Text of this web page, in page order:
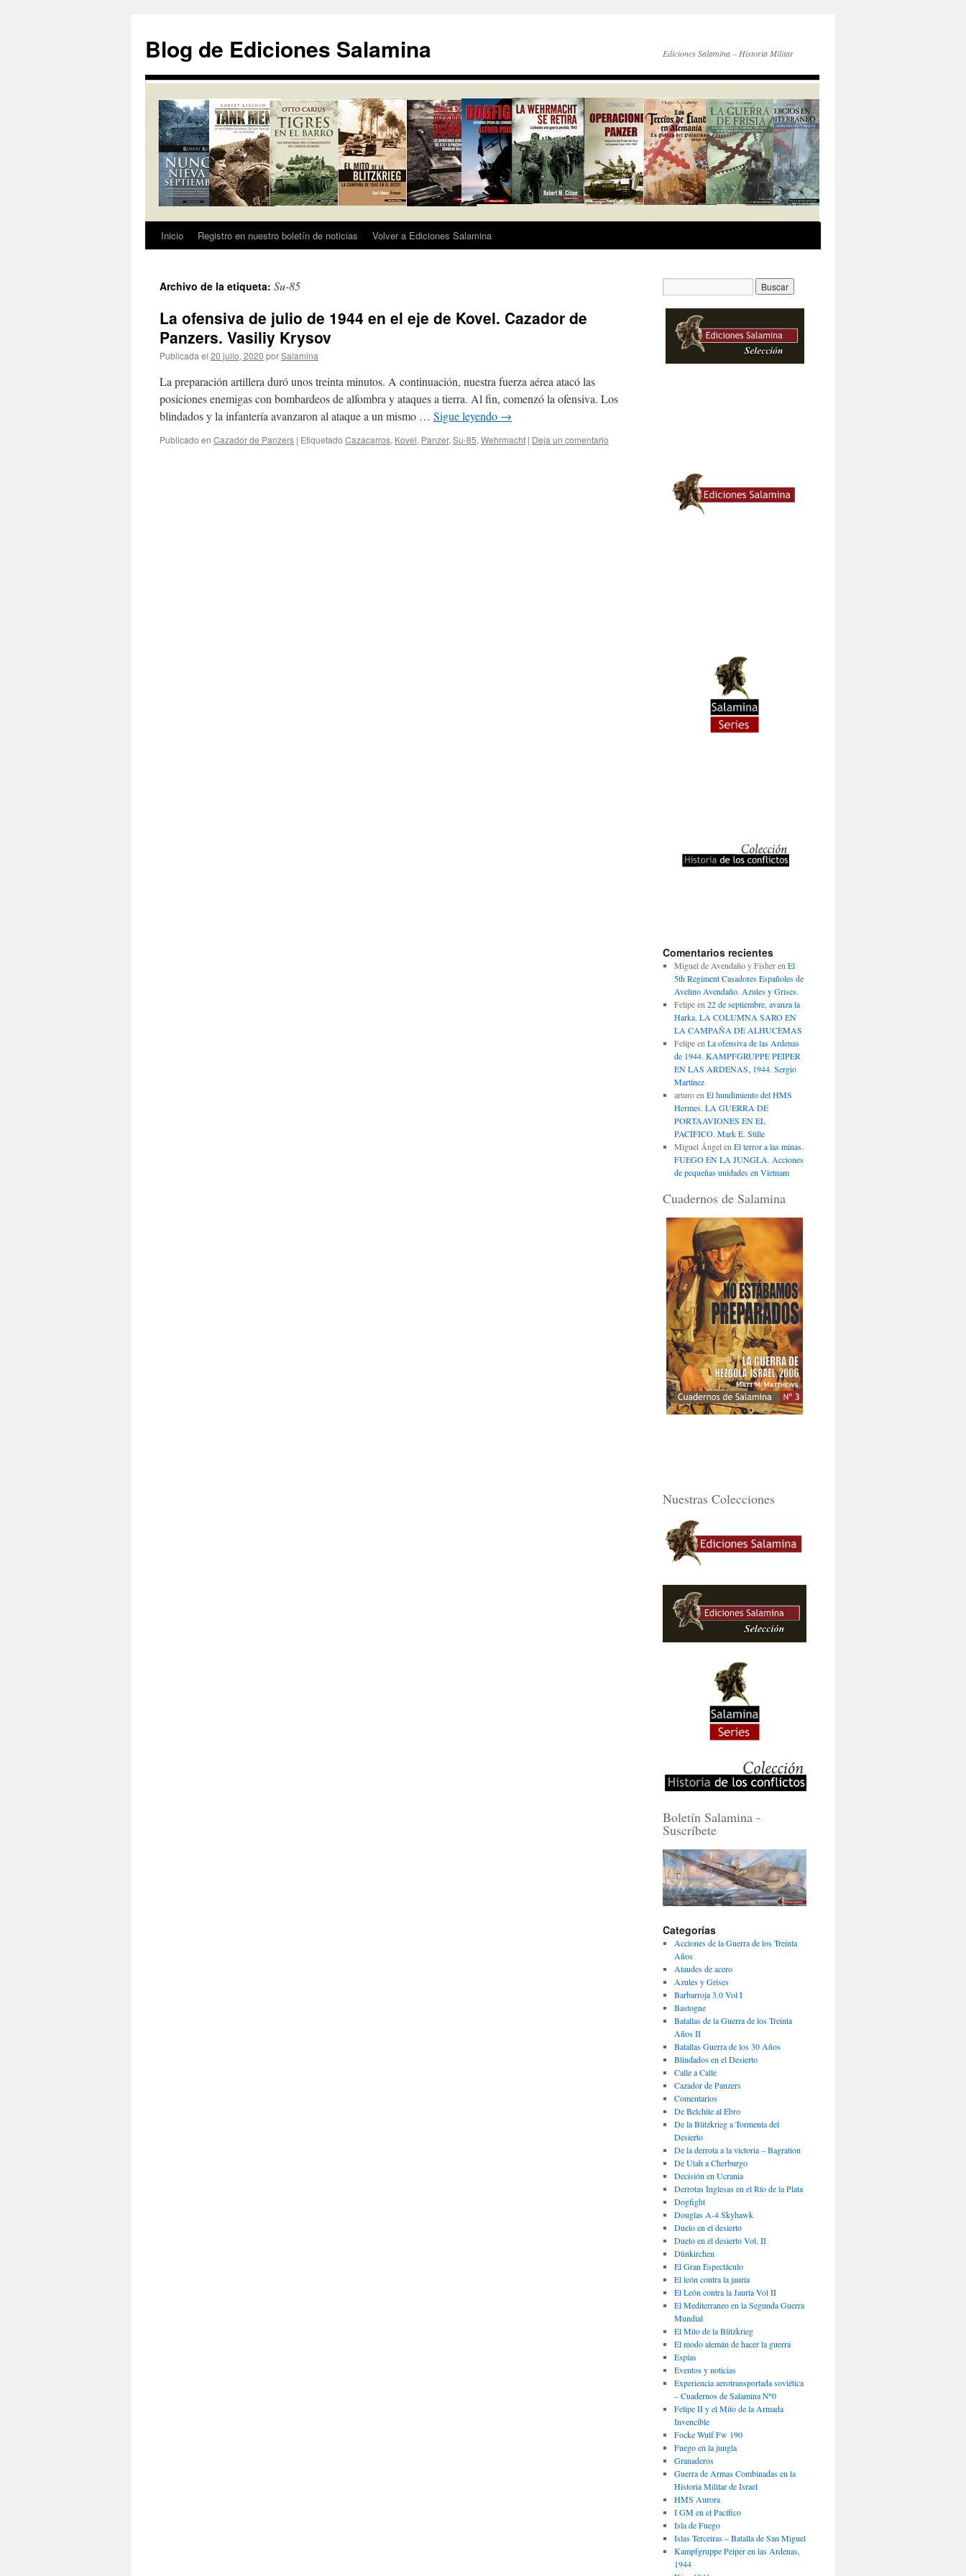
contenido
Blog de Ediciones Salamina Ediciones Salamina – Historia Militar
Inicio Registro en nuestro boletín de noticias Volver a Ediciones Salamina
Archivo de la etiqueta: Su-85
La ofensiva de julio de 1944 en el eje de Kovel. Cazador de
Panzers. Vasiliy Krysov
Publicada el 20 julio, 2020 porSalamina
La preparación artillera duró unos treinta minutos. A continuación, nuestra fuerza aérea atacó las
posiciones enemigas con bombardeos de alfombra y ataques a tierra. Al fin, comenzó la ofensiva. Los
blindados y la infantería avanzaron al ataque a un mismo … Sigue leyendo →
Publicado en Cazador de Panzers | Etiquetado Cazacarros, Kovel, Panzer, Su-85, Wehrmacht | Deja un comentario
Comentarios recientes
Miguel de Avendaño y Fisheren El
5th Regiment Casadores Españoles de
Avelino Avendaño. Azules y Grises.
Felipeen 22 de septiembre, avanza la
Harka. LA COLUMNA SARO EN
LA CAMPAÑA DE ALHUCEMAS
Felipeen La ofensiva de las Ardenas
de 1944. KAMPFGRUPPE PEIPER
EN LAS ARDENAS, 1944. Sergio
Martínez
arturoen El hundimiento del HMS
Hermes. LA GUERRA DE
PORTAAVIONES EN EL
PACÍFICO. Mark E. Stille
Miguel Ángelen El terror a las minas.
FUEGO EN LA JUNGLA. Acciones
de pequeñas unidades en Vietnam
Cuadernos de Salamina
Nuestras Colecciones
Boletín Salamina -
Suscríbete
Categorías
Acciones de la Guerra de los Treinta
Años
Ataudes de acero
Azules y Grises
Barbarroja 3.0 Vol I
Bastogne
Batallas de la Guerra de los Treinta
Años II
Batallas Guerra de los 30 Años
Blindados en el Desierto
Calle a Calle
Cazador de Panzers
Comentarios
De Belchite al Ebro
De la Blitzkrieg a Tormenta del
Desierto
De la derrota a la victoria – Bagration
De Utah a Cherburgo
Decisión en Ucrania
Derrotas Inglesas en el Río de la Plata
Dogfight
Douglas A-4 Skyhawk
Duelo en el desierto
Duelo en el desierto Vol. II
Dünkirchen
El Gran Espectáculo
El león contra la jauría
El León contra la Jauría Vol II
El Mediterraneo en la Segunda Guerra
Mundial
El Mito de la Blitzkrieg
El modo alemán de hacer la guerra
Espías
Eventos y noticias
Experiencia aerotransportada soviética
– Cuadernos de Salamina Nº0
Felipe II y el Mito de la Armada
Invencible
Focke Wulf Fw 190
Fuego en la jungla
Granaderos
Guerra de Armas Combinadas en la
Historia Militar de Israel
HMS Aurora
I GM en el Pacífico
Isla de Fuego
Islas Terceiras – Batalla de San Miguel
Kampfgruppe Peiper en las Ardenas,
1944